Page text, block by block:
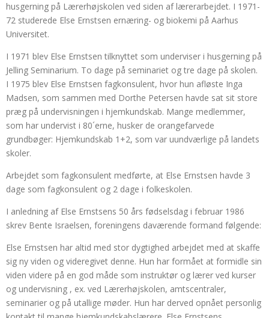
husgerning på Lærerhøjskolen ved siden af lærerarbejdet. I 1971-
72 studerede Else Ernstsen ernæring- og biokemi på Aarhus
Universitet.
I 1971 blev Else Ernstsen tilknyttet som underviser i husgerning på
Jelling Seminarium. To dage på seminariet og tre dage på skolen.
I 1975 blev Else Ernstsen fagkonsulent, hvor hun afløste Inga
Madsen, som sammen med Dorthe Petersen havde sat sit store
præg på undervisningen i hjemkundskab. Mange medlemmer,
som har undervist i 80´erne, husker de orangefarvede
grundbøger: Hjemkundskab 1+2, som var uundværlige på landets
skoler.
Arbejdet som fagkonsulent medførte, at Else Ernstsen havde 3
dage som fagkonsulent og 2 dage i folkeskolen.
I anledning af Else Ernstsens 50 års fødselsdag i februar 1986
skrev Bente Israelsen, foreningens daværende formand følgende:
Else Ernstsen har altid med stor dygtighed arbejdet med at skaffe
sig ny viden og videregivet denne. Hun har formået at formidle sin
viden videre på en god måde som instruktør og lærer ved kurser
og undervisning , ex. ved Lærerhøjskolen, amtscentraler,
seminarier og på utallige møder. Hun har derved opnået personlig